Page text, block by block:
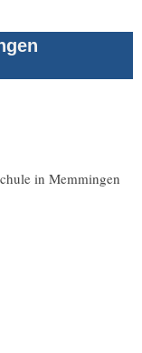
in Memmingen